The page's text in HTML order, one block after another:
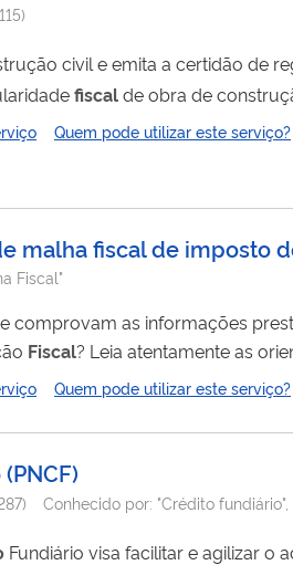
)
civil e emita a certidão de
fiscalde obra de
de Obras (CNO) e submetida
Quem pode utilizar este serviço?
malha fiscal de imposto
Fiscal"
comprovam as informações
Fiscal? Leia atentamente as orientações na intimação e apresente todos os documentos
retificadora. Com as
Quem pode utilizar este serviço?
(PNCF)
) Conhecido por: "Crédito
Fundiário visa facilitar e agilizar o